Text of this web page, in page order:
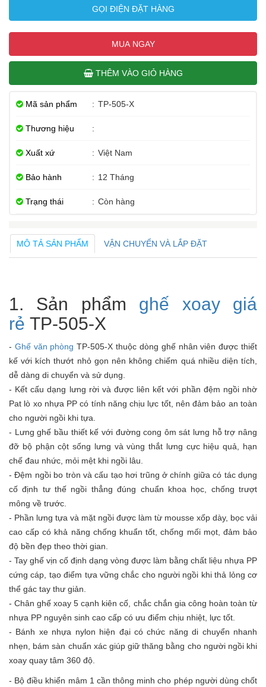
GỌI ĐIỆN ĐẶT HÀNG
MUA NGAY
THÊM VÀO GIỎ HÀNG
Mã sản phẩm : TP-505-X
Thương hiệu :
Xuất xứ : Việt Nam
Bảo hành : 12 Tháng
Trạng thái : Còn hàng
MÔ TẢ SẢN PHẨM VẬN CHUYỂN VÀ LẮP ĐẶT
1. Sản phẩm ghế xoay giá
rẻ TP-505-X
- Ghế văn phòng TP-505-X thuộc dòng ghế nhân viên được thiết
kế với kích thướt nhỏ gọn nên không chiếm quá nhiều diện tích,
dễ dàng di chuyển và sử dụng.
- Kết cấu dạng lưng rời và được liên kết với phần đệm ngồi nhờ
Pat lò xo nhựa PP có tính năng chịu lực tốt, nên đảm bảo an toàn
cho người ngồi khi tựa.
- Lưng ghế bầu thiết kế với đường cong ôm sát lưng hỗ trợ nâng
đỡ bộ phận cột sống lưng và vùng thắt lưng cực hiệu quả, hạn
chế đau nhức, mỏi mệt khi ngồi lâu.
- Đệm ngồi bo tròn và cấu tạo hơi trũng ở chính giữa có tác dụng
cố định tư thế ngồi thẳng đúng chuẩn khoa học, chống trượt
mông về trước.
- Phần lưng tựa và mặt ngồi được làm từ mousse xốp dày, bọc vải
cao cấp có khả năng chống khuẩn tốt, chống mối mọt, đảm bảo
độ bền đẹp theo thời gian.
- Tay ghế vịn cố định dạng vòng được làm bằng chất liệu nhựa PP
cứng cáp, tạo điểm tựa vững chắc cho người ngồi khi thả lỏng cơ
thể gác tay thư giản.
- Chân ghế xoay 5 cạnh kiên cố, chắc chắn gia công hoàn toàn từ
nhựa PP nguyên sinh cao cấp có ưu điểm chịu nhiệt, lực tốt.
- Bánh xe nhựa nylon hiện đại có chức năng di chuyển nhanh
nhẹn, bám sàn chuẩn xác giúp giữ thăng bằng cho người ngồi khi
xoay quay tâm 360 độ.
- Bộ điều khiển mâm 1 cần thông minh cho phép người dùng chốt